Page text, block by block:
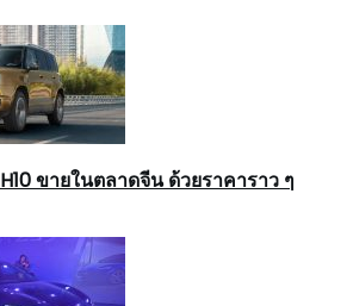
ขายในตลาดจีน ด้วยราคาราว ๆ